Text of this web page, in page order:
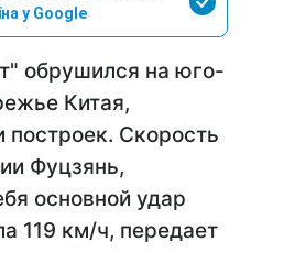
у Google
обрушился на юго-
Китая,
построек. Скорость
Фуцзянь,
основной удар
119 км/ч, передает